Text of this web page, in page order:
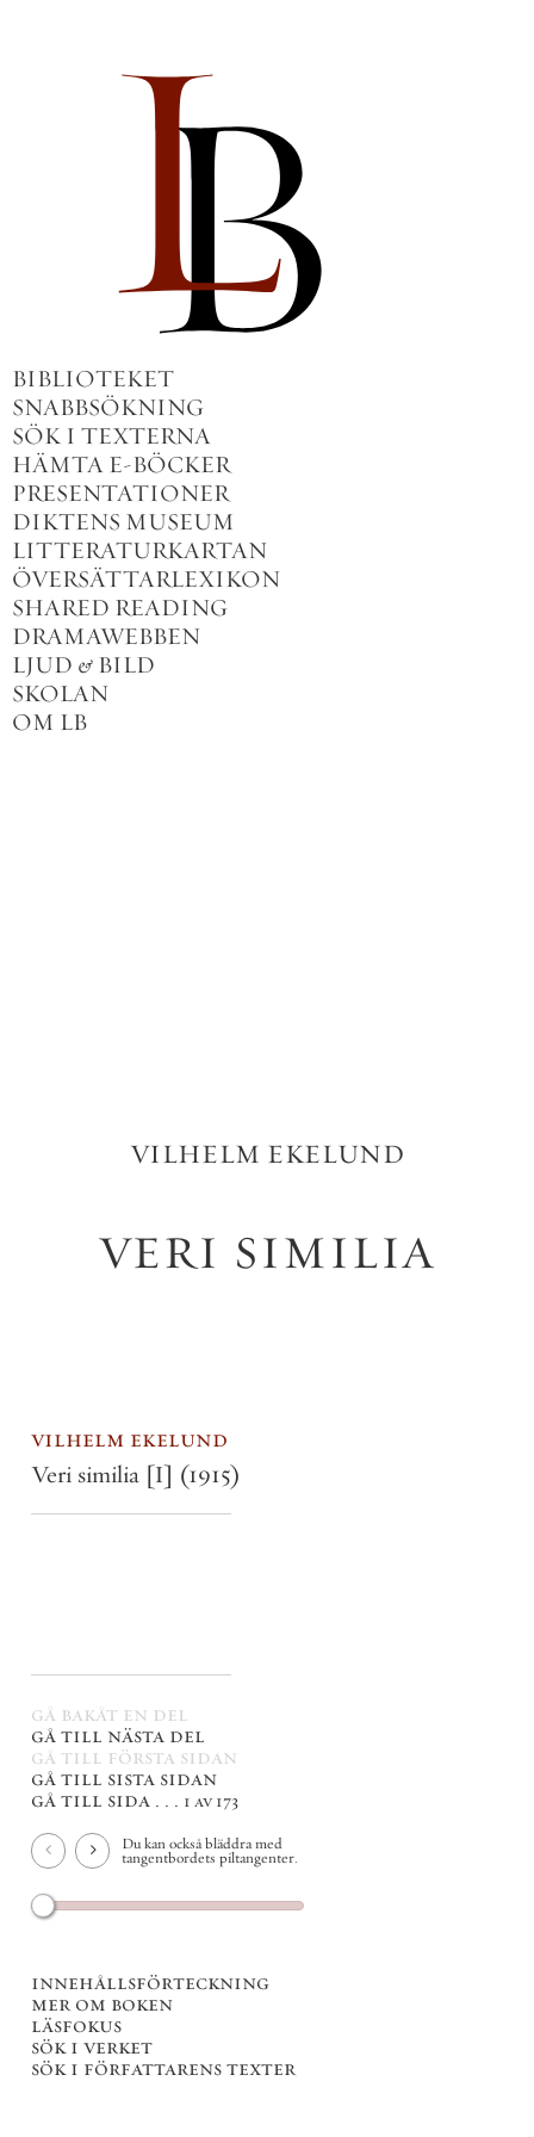
BIBLIOTEKET
SNABBSÖKNING
SÖK I TEXTERNA
HÄMTA E-BÖCKER
PRESENTATIONER
DIKTENS MUSEUM
LITTERATURKARTAN
ÖVERSÄTTARLEXIKON
SHARED READING
DRAMAWEBBEN
LJUD & BILD
SKOLAN
OM LB
VILHELM EKELUND
VERI SIMILIA
vilhelm ekelund
Veri similia [I] (1915)
gå bakåt en del
gå till nästa del
gå till första sidan
gå till sista sidan
gå till sida . . . 1 av 173
Du kan också bläddra med
tangentbordets piltangenter.
innehållsförteckning
mer om boken
läsfokus
sök i verket
sök i författarens texter